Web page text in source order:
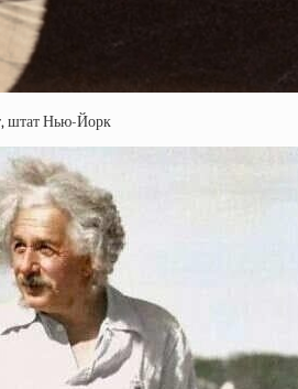
штат Нью-Йорк